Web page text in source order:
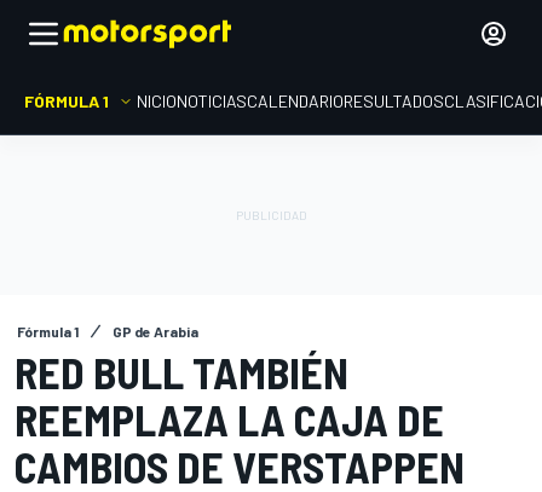
FÓRMULA 1 INICIONOTICIASCALENDARIORESULTADOS
Fórmula 1 GP de Arabia
RED BULL TAMBIÉN
REEMPLAZA LA CAJA DE
CAMBIOS DE VERSTAPPEN